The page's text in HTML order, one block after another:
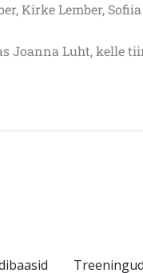
Kirke Lember,
Joanna Luht, kelle
Treeningud